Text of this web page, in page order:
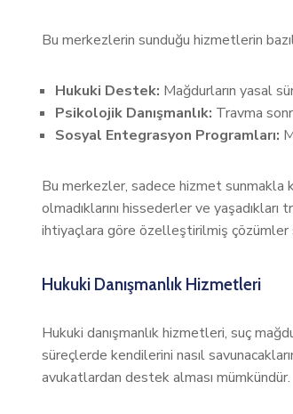
Bu merkezlerin sunduğu hizmetlerin
Hukuki Destek: Mağdurların yasal
Psikolojik Danışmanlık: Travma
Sosyal Entegrasyon Programları:
Bu merkezler, sadece hizmet sunmakla
olmadıklarını hissederler ve
ihtiyaçlara göre özelleştirilmiş çözümler
Hukuki Danışmanlık Hizmetleri
Hukuki danışmanlık hizmetleri, suç
süreçlerde kendilerini nasıl
avukatlardan destek alması mümkündür.